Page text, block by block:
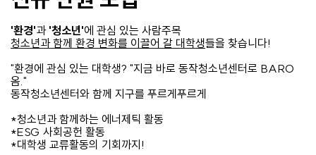
'환경'과 '청소년'에 관심 있는 사람주목️
청소년과 함께 환경 변화를 이끌어 갈 대학생들을 찾습니다!
"환경에 관심 있는 대학생? "지금 바로 동작청소년센터로 BARO
옴."
동작청소년센터와 함께 지구를 푸르게푸르게
*청소년과 함께하는 에너제틱 활동
*ESG 사회공헌 활동
*대학생 교류활동의 기회까지!